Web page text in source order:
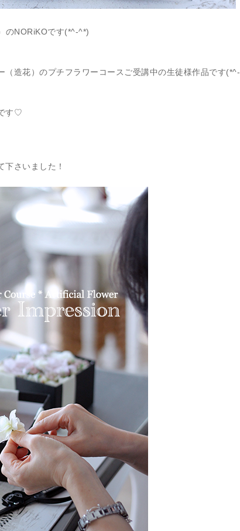
のNORiKOです(*^-^*)
造花）のプチフラワーコースご受講中の生徒様作品です(*^-
す♡
さいました！